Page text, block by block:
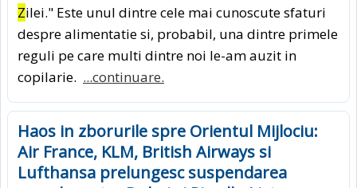
Zilei." Este unul dintre cele mai cunoscute sfaturi
despre alimentatie si, probabil, una dintre primele
reguli pe care multi dintre noi le-am auzit in
copilarie. ...continuare.
Haos in zborurile spre Orientul Mijlociu:
Air France, KLM, British Airways si
Lufthansa prelungesc suspendarea